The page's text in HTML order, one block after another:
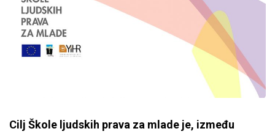
Cilj Škole ljudskih prava za mlade je, između